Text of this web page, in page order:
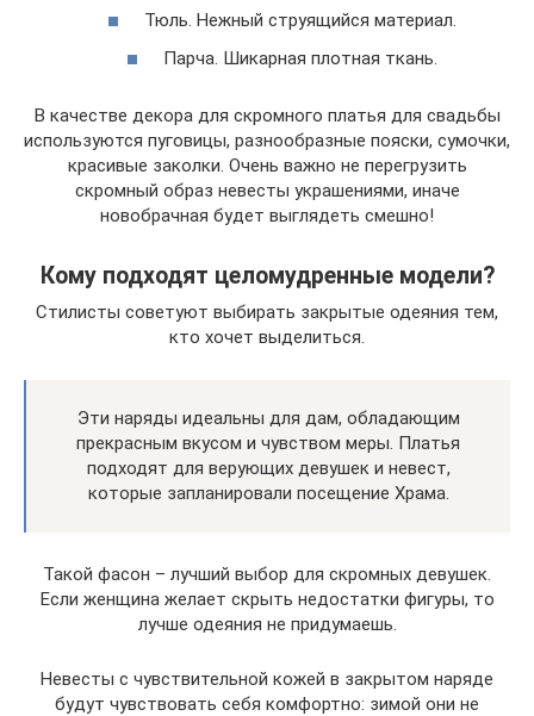
Тюль. Нежный струящийся материал.
Парча. Шикарная плотная ткань.
В качестве декора для скромного платья для свадьбы
используются пуговицы, разнообразные пояски, сумочки,
красивые заколки. Очень важно не перегрузить
скромный образ невесты украшениями, иначе
новобрачная будет выглядеть смешно!
Кому подходят целомудренные модели?
Стилисты советуют выбирать закрытые одеяния тем,
кто хочет выделиться.
Эти наряды идеальны для дам, обладающим
прекрасным вкусом и чувством меры. Платья
подходят для верующих девушек и невест,
которые запланировали посещение Храма.
Такой фасон – лучший выбор для скромных девушек.
Если женщина желает скрыть недостатки фигуры, то
лучше одеяния не придумаешь.
Невесты с чувствительной кожей в закрытом наряде
будут чувствовать себя комфортно: зимой они не